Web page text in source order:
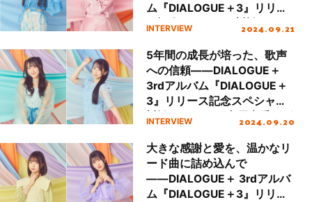
ム『DIALOGUE＋3』リリー
ス記念スペシャル対談
×田淵智也
INTERVIEW 2024.09.21
5年間の成長が培った、歌声
への信頼――DIALOGUE＋
3rdアルバム『DIALOGUE＋
3』リリース記念スペシャル
対談 PART3：守屋亨香・飯
INTERVIEW 2024.09.20
大きな感謝と愛を、温かなリ
ード曲に詰め込んで
――DIALOGUE＋ 3rdアルバ
ム『DIALOGUE＋3』リリー